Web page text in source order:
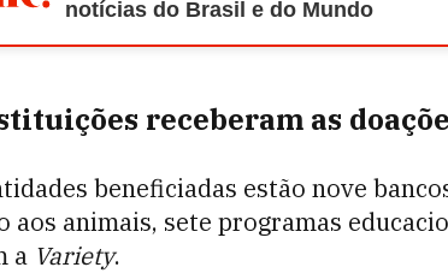
notícias do Brasil e do Mundo
receberam as
beneficiadas estão nove
aos animais, sete programas
a Variety.